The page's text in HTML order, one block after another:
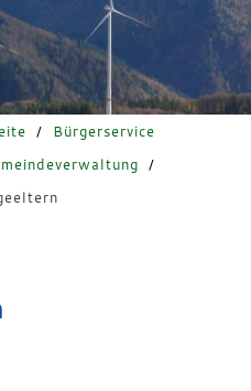
/
Bürgerservice
/